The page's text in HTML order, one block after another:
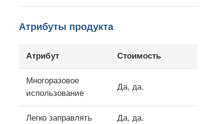
Новости
Случаи
Атрибуты продукта
Атрибут Стоимость
Многоразовое
использование
Да, да.
Легко заправлять Да, да.